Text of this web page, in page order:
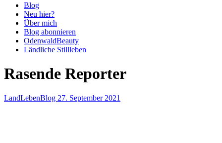
Blog
Neu hier?
Über mich
Blog abonnieren
OdenwaldBeauty
Ländliche Stillleben
Rasende Reporter
LandLebenBlog 27. September 2021